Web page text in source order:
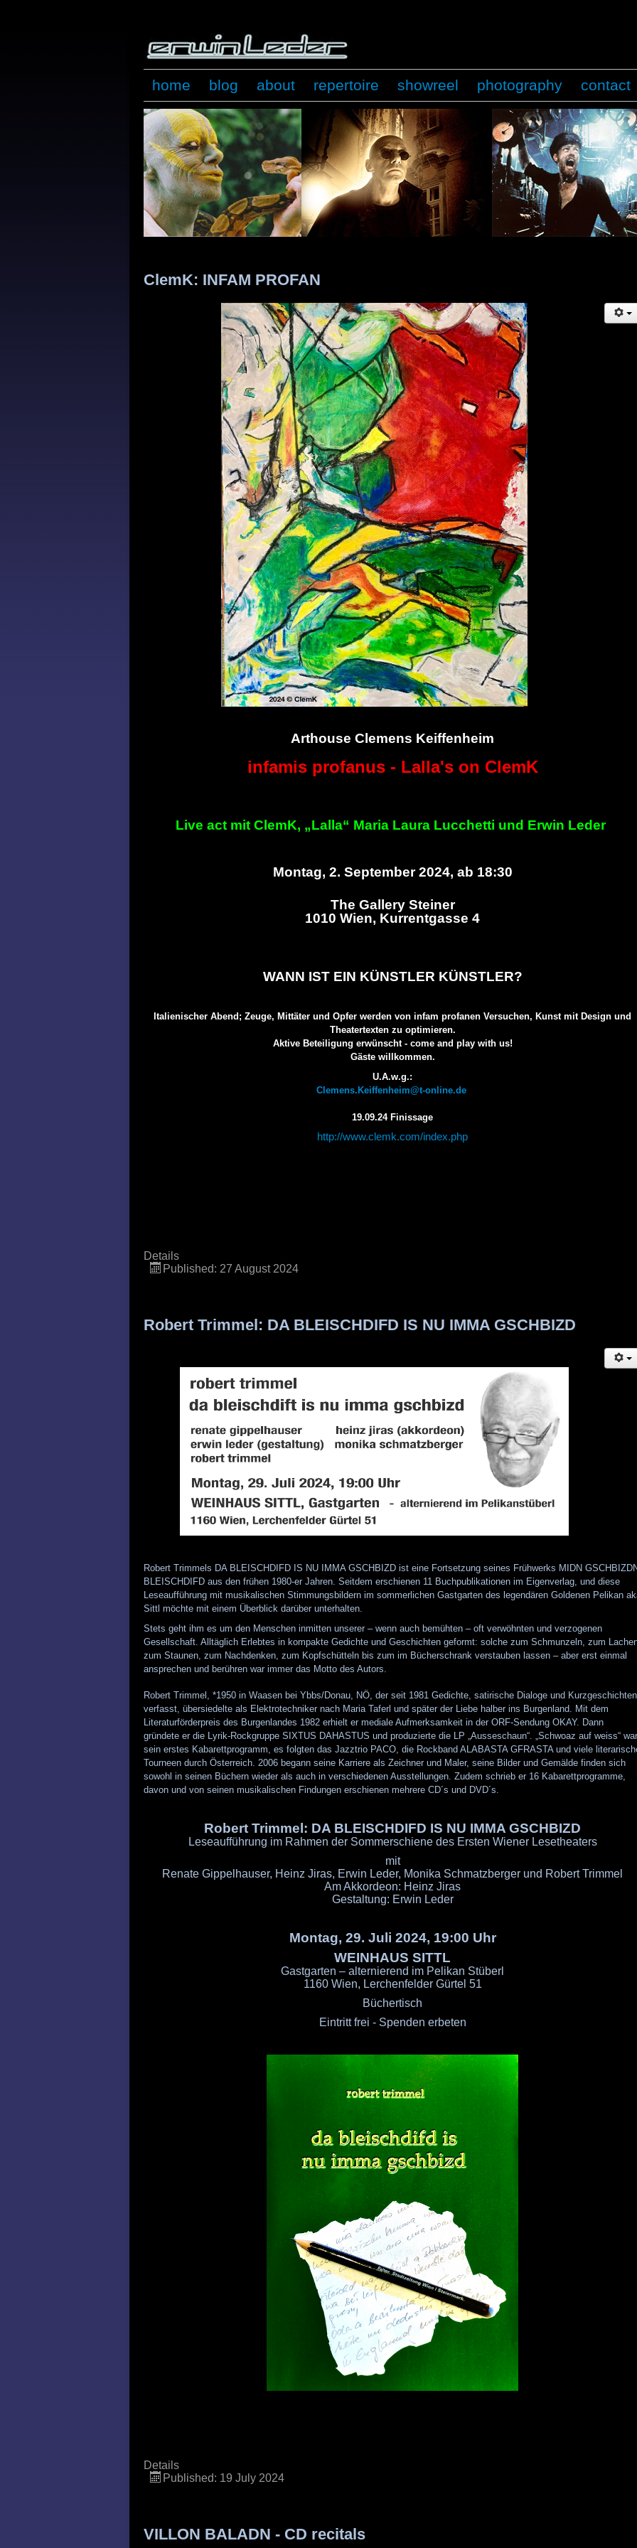
home blog about repertoire showreel photography contact
ClemK: INFAM PROFAN
Arthouse Clemens Keiffenheim
infamis profanus - Lalla's on ClemK
Live act mit ClemK, „Lalla“ Maria Laura Lucchetti und Erwin Leder
Montag, 2. September 2024, ab 18:30
The Gallery Steiner
1010 Wien, Kurrentgasse 4
WANN IST EIN KÜNSTLER KÜNSTLER?
Italienischer Abend; Zeuge, Mittäter und Opfer werden von infam profanen Versuchen, Kunst mit Design und
Theatertexten zu optimieren.
Aktive Beteiligung erwünscht - come and play with us!
Gäste willkommen.
U.A.w.g.:
Clemens.Keiffenheim@t-online.de
19.09.24 Finissage
http://www.clemk.com/index.php
Details
Published: 27 August 2024
Robert Trimmel: DA BLEISCHDIFD IS NU IMMA GSCHBIZD
Robert Trimmels DA BLEISCHDIFD IS NU IMMA GSCHBIZD ist eine Fortsetzung seines Frühwerks MIDN
BLEISCHDIFD aus den frühen 1980-er Jahren. Seitdem erschienen 11 Buchpublikationen im Eigenverlag, und diese
Leseaufführung mit musikalischen Stimmungsbildern im sommerlichen Gastgarten des legendären Goldenen Pelikan
Sittl möchte mit einem Überblick darüber unterhalten.
Stets geht ihm es um den Menschen inmitten unserer – wenn auch bemühten – oft verwöhnten und verzogenen
Gesellschaft. Alltäglich Erlebtes in kompakte Gedichte und Geschichten geformt: solche zum Schmunzeln, zum
zum Staunen, zum Nachdenken, zum Kopfschütteln bis zum im Bücherschrank verstauben lassen – aber erst einmal
ansprechen und berühren war immer das Motto des Autors.
Robert Trimmel, *1950 in Waasen bei Ybbs/Donau, NÖ, der seit 1981 Gedichte, satirische Dialoge und Kurzgeschichten
verfasst, übersiedelte als Elektrotechniker nach Maria Taferl und später der Liebe halber ins Burgenland. Mit dem
Literaturförderpreis des Burgenlandes 1982 erhielt er mediale Aufmerksamkeit in der ORF-Sendung OKAY. Dann
gründete er die Lyrik-Rockgruppe SIXTUS DAHASTUS und produzierte die LP „Ausseschaun“. „Schwoaz auf weiss“ war
sein erstes Kabarettprogramm, es folgten das Jazztrio PACO, die Rockband ALABASTA GFRASTA und viele
Tourneen durch Österreich. 2006 begann seine Karriere als Zeichner und Maler, seine Bilder und Gemälde finden sich
sowohl in seinen Büchern wieder als auch in verschiedenen Ausstellungen. Zudem schrieb er 16 Kabarettprogramme,
davon und von seinen musikalischen Findungen erschienen mehrere CD´s und DVD´s.
Robert Trimmel: DA BLEISCHDIFD IS NU IMMA GSCHBIZD
Leseaufführung im Rahmen der Sommerschiene des Ersten Wiener Lesetheaters
mit
Renate Gippelhauser, Heinz Jiras, Erwin Leder, Monika Schmatzberger und Robert Trimmel
Am Akkordeon: Heinz Jiras
Gestaltung: Erwin Leder
Montag, 29. Juli 2024, 19:00 Uhr
WEINHAUS SITTL
Gastgarten – alternierend im Pelikan Stüberl
1160 Wien, Lerchenfelder Gürtel 51
Büchertisch
Eintritt frei - Spenden erbeten
Details
Published: 19 July 2024
VILLON BALADN - CD recitals